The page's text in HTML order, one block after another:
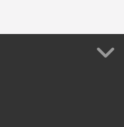
+ Rooftop